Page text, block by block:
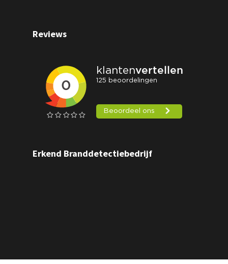
Reviews
Erkend Branddetectiebedrijf